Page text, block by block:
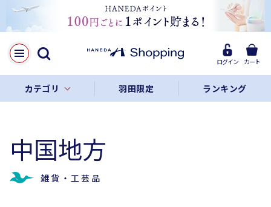
ログイン カート
カテゴリ 羽田限定 ランキング
中国地方
雑貨・工芸品